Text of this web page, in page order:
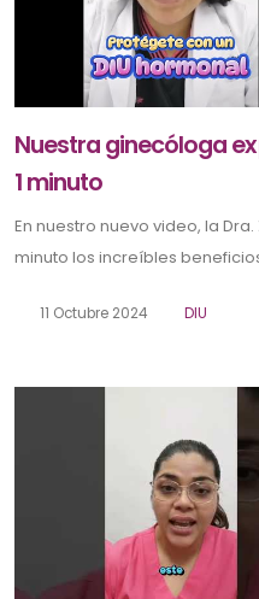
Nuestra ginecóloga
1 minuto
En nuestro nuevo video, la
minuto los increíbles
11 Octubre 2024 DIU